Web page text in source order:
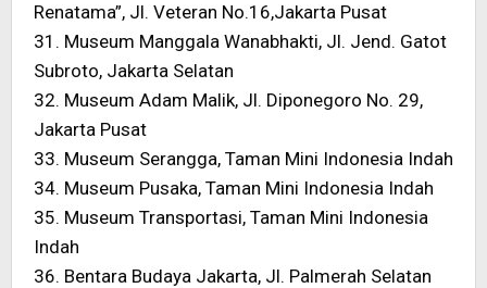
Renatama”, Jl. Veteran No.16,Jakarta Pusat
31. Museum Manggala Wanabhakti, Jl. Jend. Gatot
Subroto, Jakarta Selatan
32. Museum Adam Malik, Jl. Diponegoro No. 29,
Jakarta Pusat
33. Museum Serangga, Taman Mini Indonesia Indah
34. Museum Pusaka, Taman Mini Indonesia Indah
35. Museum Transportasi, Taman Mini Indonesia
Indah
36. Bentara Budaya Jakarta, Jl. Palmerah Selatan